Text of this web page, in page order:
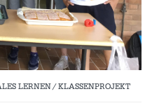
LERNEN / KLASSENPROJEKT